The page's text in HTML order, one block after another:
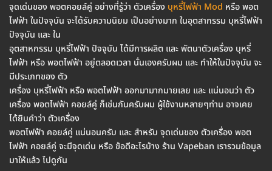
จุดเด่นของ พอตคอยล์คู่ อย่างที่รู้ว่า ตัวเครื่อง บุหรี่ไฟฟ้า Mod หรือ พอต
ไฟฟ้า ในปัจจุบัน จะได้รับความนิยม เป็นอย่างมาก ในอุตสากรรม บุหรี่ไฟฟ้า
ปัจจุบัน และ ใน
อุตสาหกรรม บุหรี่ไฟฟ้า ปัจจุบัน ได้มีการผลิต และ พัตนาตัวเครื่อง บุหรี่
ไฟฟ้า หรือ พอตไฟฟ้า อยู่ตลอดเวลา นั่นเองครับผม และ ทำให้ในปัจจุบัน จะ
มีประเภทของ ตัว
เครื่อง บุหรี่ไฟฟ้า หรือ พอตไฟฟ้า ออกมามากมายเลย และ แน่นอนว่า ตัว
เครื่อง พอตไฟฟ้า คอยล์คู่ ก็เช่นกันครับผม ผู้ใช้งานหลายๆท่าน อาจเคย
ได้ยินคำว่า ตัวเครื่อง
พอตไฟฟ้า คอยล์คู่ แน่นอนครับ และ สำหรับ จุดเด่นของ ตัวเครื่อง พอต
ไฟฟ้า คอยล์คู่ จะมีจุดเด่น หรือ ข้อดีอะไรบ้าง ร้าน Vapeban เรารวมข้อมูล
มาให้แล้ว ไปดูกัน